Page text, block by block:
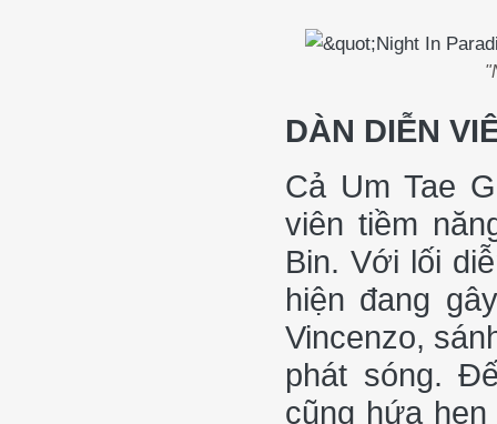
DÀN DIỄN
Cả Um Tae
viên tiềm
Bin. Với lối
hiện đang
Vincenzo,
phát sóng.
cũng hứa